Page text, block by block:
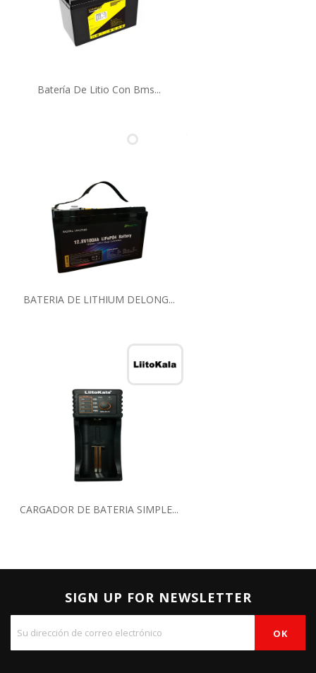
Batería De Litio Con Bms...
BATERIA DE LITHIUM DELONG...
CARGADOR DE BATERIA SIMPLE...
SIGN UP FOR NEWSLETTER